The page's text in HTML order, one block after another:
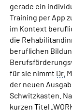
gerade ein
Training per App
im Kontext
die
beruflichen
für sie nimmt Dr.
der neuen
Schwitzkasten.
kurzen Titel